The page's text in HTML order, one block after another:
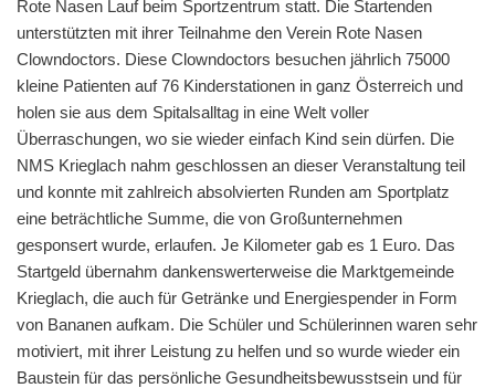
Rote Nasen Lauf beim Sportzentrum statt. Die Startenden
unterstützten mit ihrer Teilnahme den Verein Rote Nasen
Clowndoctors. Diese Clowndoctors besuchen jährlich 75000
kleine Patienten auf 76 Kinderstationen in ganz Österreich und
holen sie aus dem Spitalsalltag in eine Welt voller
Überraschungen, wo sie wieder einfach Kind sein dürfen. Die
NMS Krieglach nahm geschlossen an dieser Veranstaltung teil
und konnte mit zahlreich absolvierten Runden am Sportplatz
eine beträchtliche Summe, die von Großunternehmen
gesponsert wurde, erlaufen. Je Kilometer gab es 1 Euro. Das
Startgeld übernahm dankenswerterweise die Marktgemeinde
Krieglach, die auch für Getränke und Energiespender in Form
von Bananen aufkam. Die Schüler und Schülerinnen waren sehr
motiviert, mit ihrer Leistung zu helfen und so wurde wieder ein
Baustein für das persönliche Gesundheitsbewusstsein und für